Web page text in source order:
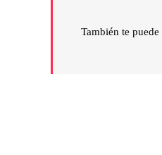
También te puede